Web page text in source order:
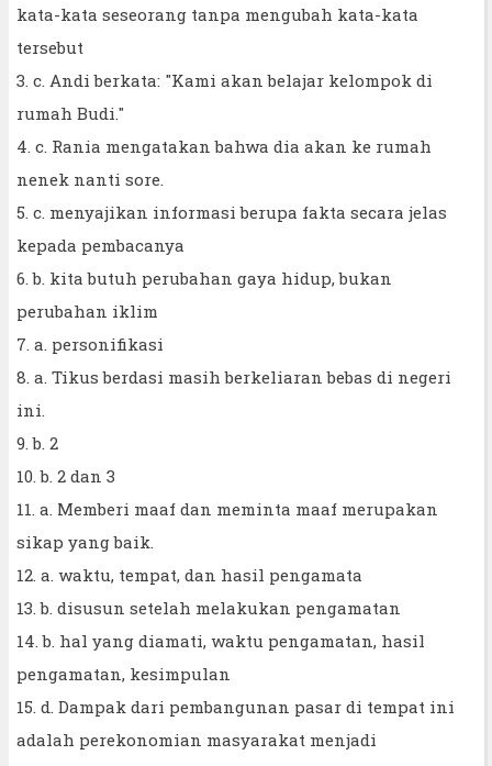
kata-kata seseorang tanpa mengubah kata-kata
tersebut
3. c. Andi berkata: "Kami akan belajar kelompok di
rumah Budi."
4. c. Rania mengatakan bahwa dia akan ke rumah
nenek nanti sore.
5. c. menyajikan informasi berupa fakta secara jelas
kepada pembacanya
6. b. kita butuh perubahan gaya hidup, bukan
perubahan iklim
7. a. personifikasi
8. a. Tikus berdasi masih berkeliaran bebas di negeri
ini.
9. b. 2
10. b. 2 dan 3
11. a. Memberi maaf dan meminta maaf merupakan
sikap yang baik.
12. a. waktu, tempat, dan hasil pengamata
13. b. disusun setelah melakukan pengamatan
14. b. hal yang diamati, waktu pengamatan, hasil
pengamatan, kesimpulan
15. d. Dampak dari pembangunan pasar di tempat ini
adalah perekonomian masyarakat menjadi